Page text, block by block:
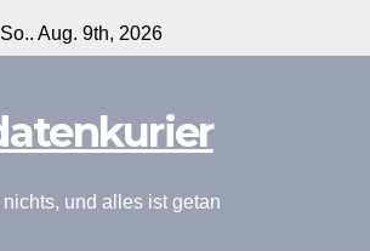
So.. Aug. 9th, 2026
nichts, und alles ist getan